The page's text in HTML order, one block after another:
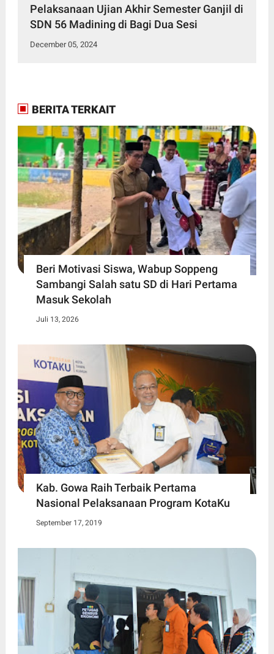
Pelaksanaan Ujian Akhir Semester Ganjil di
SDN 56 Madining di Bagi Dua Sesi
December 05, 2024
BERITA TERKAIT
Beri Motivasi Siswa, Wabup Soppeng
Sambangi Salah satu SD di Hari Pertama
Masuk Sekolah
Juli 13, 2026
Kab. Gowa Raih Terbaik Pertama
Nasional Pelaksanaan Program KotaKu
September 17, 2019